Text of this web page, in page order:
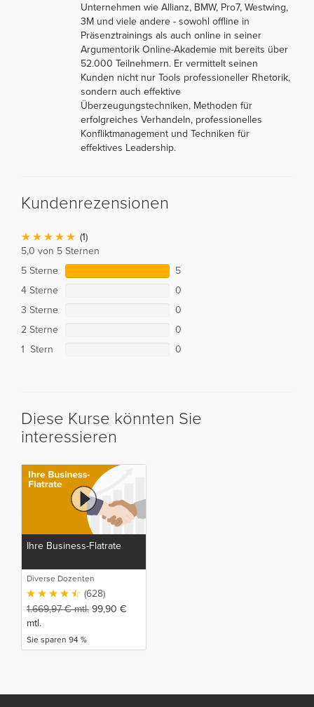
Unternehmen wie Allianz, BMW, Pro7, Westwing,
3M und viele andere - sowohl offline in
Präsenztrainings als auch online in seiner
Argumentorik Online-Akademie mit bereits über
52.000 Teilnehmern. Er vermittelt seinen
Kunden nicht nur Tools professioneller Rhetorik,
sondern auch effektive
Überzeugungstechniken, Methoden für
erfolgreiches Verhandeln, professionelles
Konfliktmanagement und Techniken für
effektives Leadership.
Kundenrezensionen
(1)
5,0 von 5 Sternen
5 Sterne
5
4 Sterne
0
3 Sterne
0
2 Sterne
0
1 Stern
0
Diese Kurse könnten Sie
interessieren
Ihre Business-Flatrate
Diverse Dozenten
(628)
1.669,97€mtl. 99,90 €
mtl.
Sie sparen 94 %